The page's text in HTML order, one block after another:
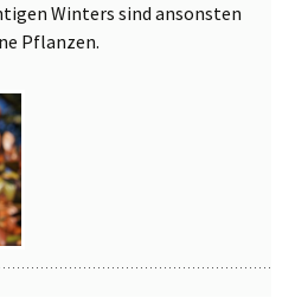
Winters sind ansonsten
Pflanzen.